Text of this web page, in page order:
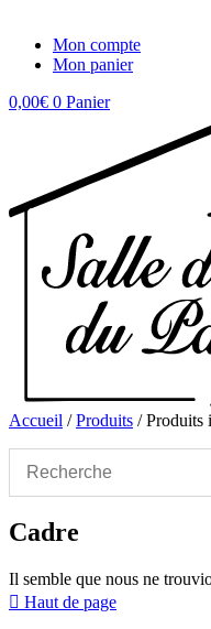
Mon compte
Mon panier
0,00€ 0 Panier
Accueil /Produits / Produits
Cadre
Il semble que nous ne
Haut de page